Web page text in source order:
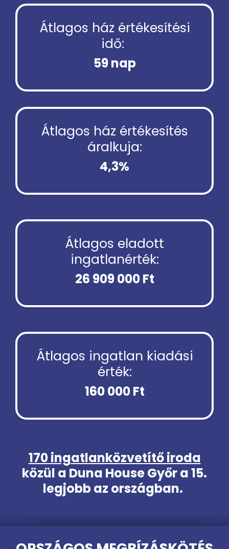
Átlagos ház értékesítési
idő:
59 nap
Átlagos ház értékesítés
áralkuja:
4,3%
Átlagos eladott
ingatlanérték:
26 909 000 Ft
Átlagos ingatlan kiadási
érték:
160 000 Ft
170 ingatlanközvetítő iroda
közül a Duna House Győr a 15.
legjobb az országban.